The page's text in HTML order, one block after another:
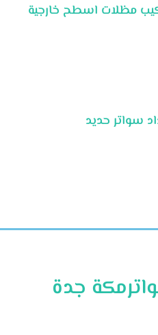
مظلات اسطح خارجية
سواتر حديد
جدة